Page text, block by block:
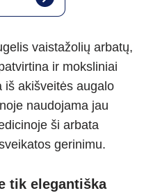
e
vaistažolių arbatų,
ir moksliniai
iš akišveitės augalo
naudojama jau
ši arbata
gerinimu.
tik elegantiška